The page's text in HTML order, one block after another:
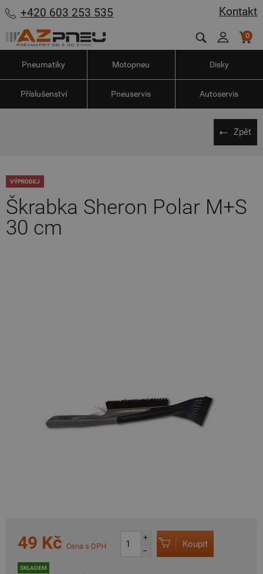
Kontakt
+420 603 253 535
0
Pneumatiky Motopneu Disky
Příslušenství Pneuservis Autoservis
Zpět
VÝPRODEJ
Škrabka Sheron Polar M+S
30 cm
49 Kč Cena s DPH
SKLADEM
+
–
Koupit